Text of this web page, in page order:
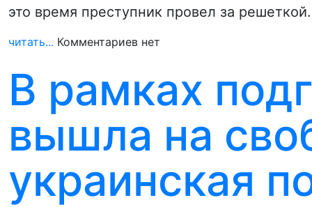
это время преступник провел за
читать... Комментариев нет
В рамках
вышла на
украинская